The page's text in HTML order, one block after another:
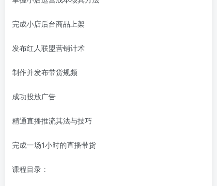
完成小店后台商品上架
发布红人联盟营销计术
制作并发布带货规频
成功投放广告
精通直播推流其法与技巧
完成一场1小时的直播带货
课程目录：